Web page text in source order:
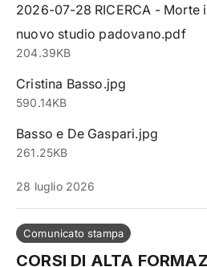
2026-07-28 RICERCA - Morte
nuovo studio padovano.pdf
204.39KB
Cristina Basso.jpg
590.14KB
Basso e De Gaspari.jpg
261.25KB
28 luglio 2026
Comunicato stampa
CORSI DI ALTA